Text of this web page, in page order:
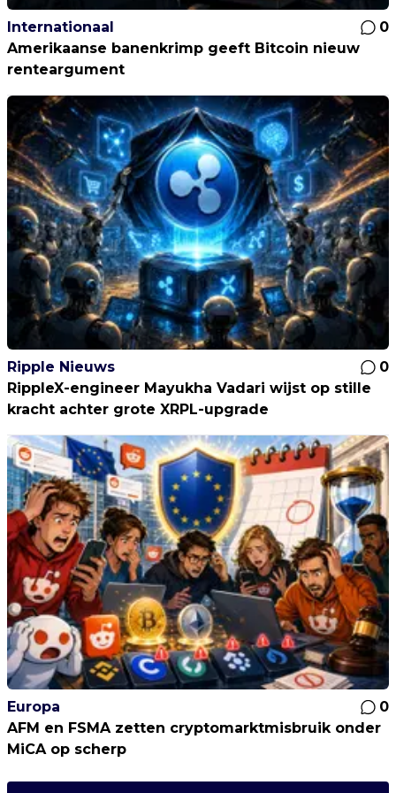
Internationaal
0
Amerikaanse banenkrimp geeft Bitcoin nieuw
renteargument
Ripple Nieuws
0
RippleX-engineer Mayukha Vadari wijst op stille
kracht achter grote XRPL-upgrade
Europa
0
AFM en FSMA zetten cryptomarktmisbruik onder
MiCA op scherp